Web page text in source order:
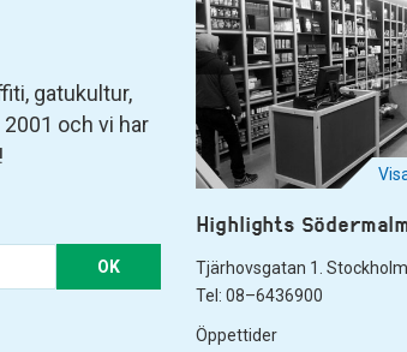
gatukultur,
och vi har
!
OK
Highlights
Tjärhovsgatan 1. Stockholm
Tel: 08–6436900
Öppettider